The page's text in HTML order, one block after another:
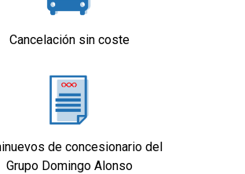
Cancelación sin coste
de concesionario del
Grupo Domingo Alonso